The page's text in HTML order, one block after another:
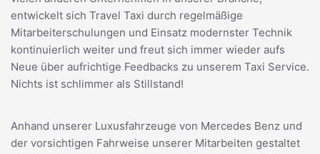
entwickelt sich Travel Taxi durch regelmäßige
Mitarbeiterschulungen und Einsatz modernster Technik
kontinuierlich weiter und freut sich immer wieder aufs
Neue über aufrichtige Feedbacks zu unserem Taxi Service.
Nichts ist schlimmer als Stillstand!
Anhand unserer Luxusfahrzeuge von Mercedes Benz und
der vorsichtigen Fahrweise unserer Mitarbeiten gestaltet